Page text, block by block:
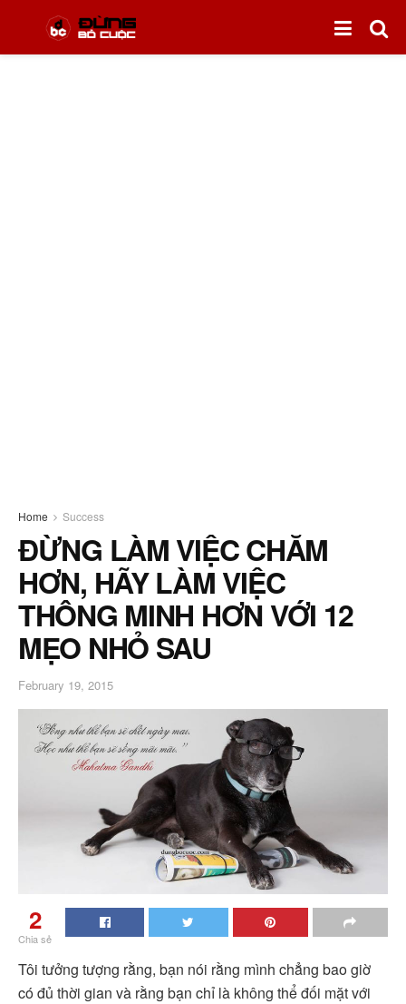
Home Success
ĐỪNG LÀM VIỆC CHĂM
HƠN, HÃY LÀM VIỆC
THÔNG MINH HƠN VỚI 12
MẸO NHỎ SAU
February 19, 2015
2
Chia sẻ
Tôi tưởng tượng rằng, bạn nói rằng mình chẳng bao giờ
có đủ thời gian và rằng bạn chỉ là không thể đối mặt với